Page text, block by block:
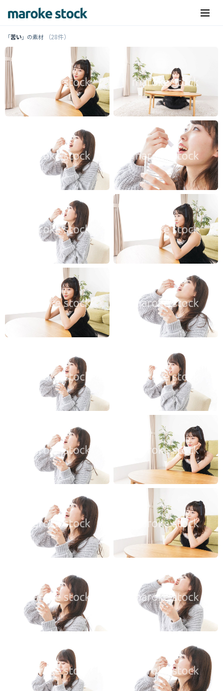
「苦い」の素材 （28件）